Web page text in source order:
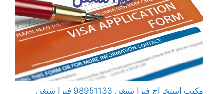
مكتب استخراج فيزا شنغن 98951133 فيزا شنغن